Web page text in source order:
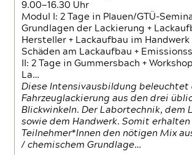
9.00—16.30 Uhr
Modul I: 2 Tage in Plauen/GTÜ-
Grundlagen der Lackierung +
Hersteller + Lackaufbau im Handwerk
Schäden am Lackaufbau +
II: 2 Tage in Gummersbach +
La…
Diese Intensivausbildung beleuchtet
Fahrzeuglackierung aus den drei
Blickwinkeln. Der Labortechnik, dem
sowie dem Handwerk. Somit
Teilnehmer*Innen den nötigen Mix
/ chemischem Grundlage…